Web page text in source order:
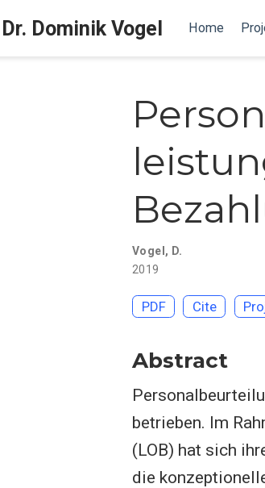
Dominik Vogel Home
Vogel, D.
2019
PDF Cite
Abstract
betrieben. Im
(LOB) hat sich
die